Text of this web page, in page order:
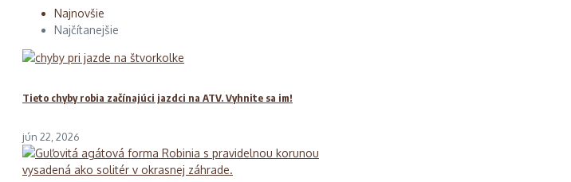
Najnovšie
Najčítanejšie
Tieto chyby robia začínajúci jazdci na ATV. Vyhnite sa im!
jún 22, 2026